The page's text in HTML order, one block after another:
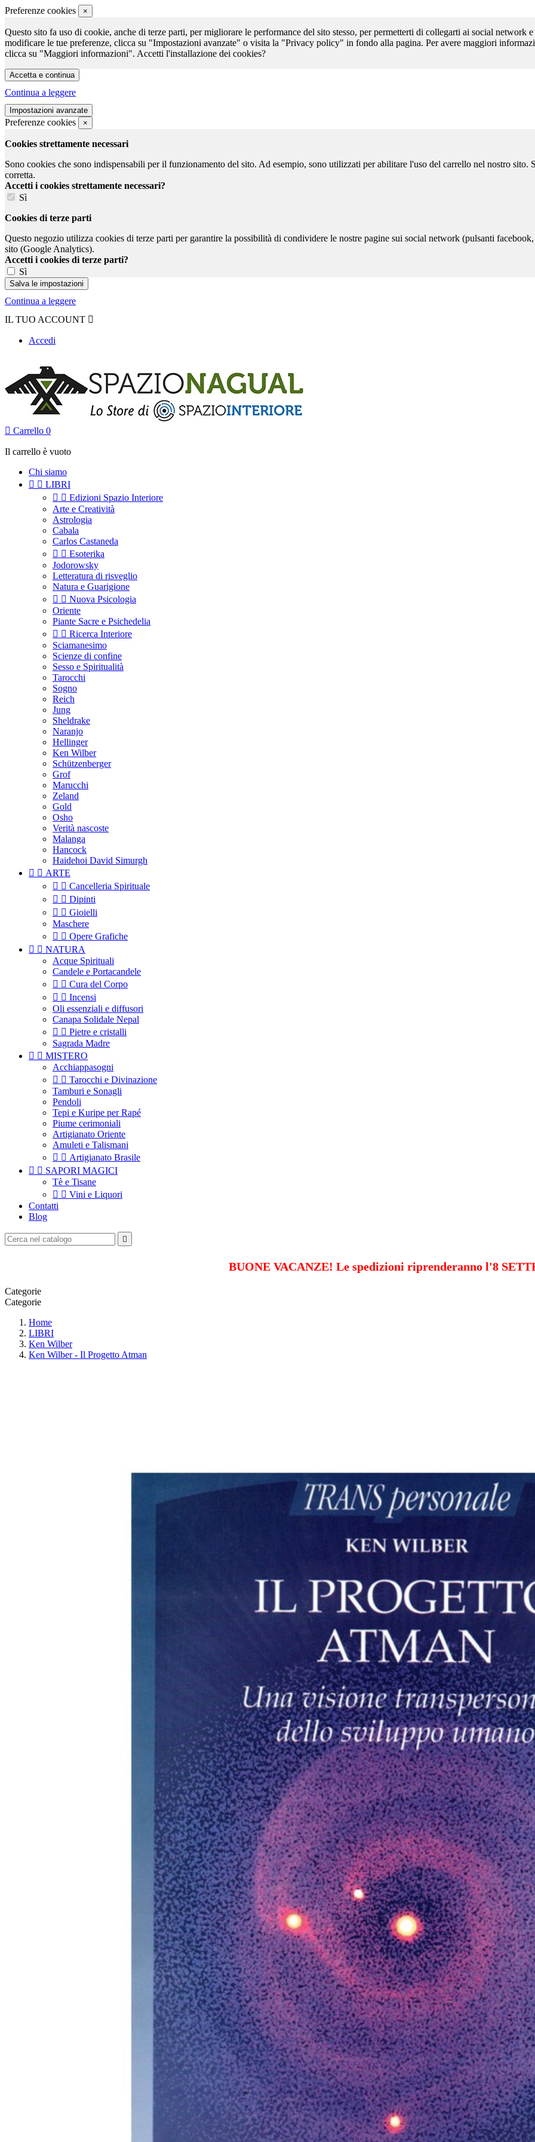
Preferenze cookies ×
Questo sito fa uso di cookie, anche di terze parti, per migliorare le performance del sito stesso, per permetterti di collegarti ai social network
modificare le tue preferenze, clicca su "Impostazioni avanzate" o visita la "Privacy policy" in fondo alla pagina. Per avere maggiori
clicca su "Maggiori informazioni". Accetti l'installazione dei cookies?
Continua a leggere
Preferenze cookies ×
Cookies strettamente necessari
Sono cookies che sono indispensabili per il funzionamento del sito. Ad esempio, sono utilizzati per abilitare l'uso del carrello nel nostro sito.
corretta.
Accetti i cookies strettamente necessari?
Sì
Cookies di terze parti
Questo negozio utilizza cookies di terze parti per garantire la possibilità di condividere le nostre pagine sui social network (pulsanti
sito (Google Analytics).
Accetti i cookies di terze parti?
Sì
Continua a leggere
IL TUO ACCOUNT 
Accedi
 Carrello 0
Il carrello è vuoto
Chi siamo
  LIBRI
  Edizioni Spazio Interiore
Arte e Creatività
Astrologia
Cabala
Carlos Castaneda
  Esoterika
Jodorowsky
Letteratura di risveglio
Natura e Guarigione
  Nuova Psicologia
Oriente
Piante Sacre e Psichedelia
  Ricerca Interiore
Sciamanesimo
Scienze di confine
Sesso e Spiritualità
Tarocchi
Sogno
Reich
Jung
Sheldrake
Naranjo
Hellinger
Ken Wilber
Schützenberger
Grof
Marucchi
Zeland
Gold
Osho
Verità nascoste
Malanga
Hancock
Haidehoi David Simurgh
  ARTE
  Cancelleria Spirituale
  Dipinti
  Gioielli
Maschere
  Opere Grafiche
  NATURA
Acque Spirituali
Candele e Portacandele
  Cura del Corpo
  Incensi
Oli essenziali e diffusori
Canapa Solidale Nepal
  Pietre e cristalli
Sagrada Madre
  MISTERO
Acchiappasogni
  Tarocchi e Divinazione
Tamburi e Sonagli
Pendoli
Tepi e Kuripe per Rapé
Piume cerimoniali
Artigianato Oriente
Amuleti e Talismani
  Artigianato Brasile
  SAPORI MAGICI
Tè e Tisane
  Vini e Liquori
Contatti
Blog

BUONE VACANZE! Le spedizioni riprenderanno l'8
Categorie
Categorie
Home
LIBRI
Ken Wilber
Ken Wilber - Il Progetto Atman